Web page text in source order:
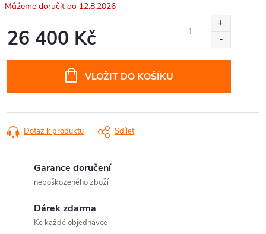
12.8.2026
26 400 Kč
VLOŽIT DO KOŠÍKU
Dotaz k produktu Sdílet
Garance doručení
nepoškozeného zboží
Dárek zdarma
Ke každé objednávce